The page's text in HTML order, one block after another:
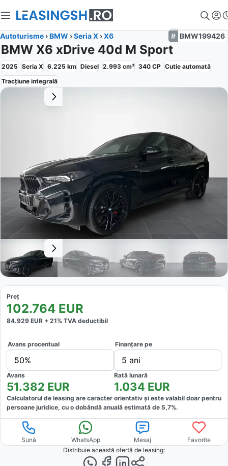
Autoturisme ›BMW ›Seria X ›X6 BMW199426
BMW X6 xDrive 40d M Sport
2025 Seria X 6.225 km Diesel 2.993 cm³ 340 CP Cutie automată
Tracțiune integrală
Preț
102.764 EUR
84.929 EUR + 21% TVA deductibil
Avans procentual
50%
Finanțare pe
5 ani
Avans
51.382 EUR
Rată lunară
1.034 EUR
Calculatorul de leasing are caracter orientativ și este valabil doar pentru
persoane juridice, cu o dobândă anuală estimată de 5,7%.
Sună WhatsApp Mesaj
Favorite
Distribuie această ofertă de leasing: